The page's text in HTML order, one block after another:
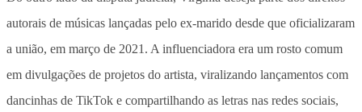
autorais de músicas lançadas pelo ex-marido desde que oficializaram
a união, em março de 2021. A influenciadora era um rosto comum
em divulgações de projetos do artista, viralizando lançamentos com
dancinhas de TikTok e compartilhando as letras nas redes sociais,